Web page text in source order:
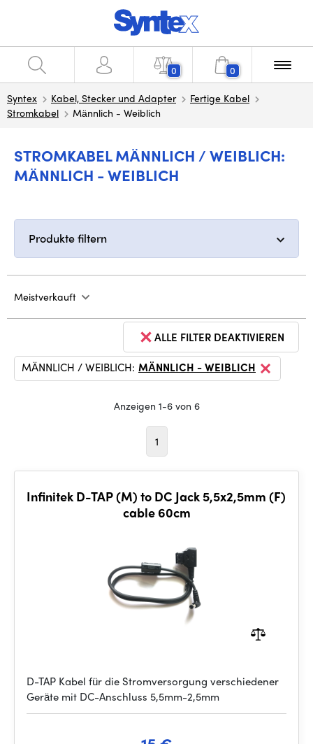
0 0
Syntex Kabel, Stecker und Adapter
Fertige Kabel
Stromkabel
Männlich - Weiblich
STROMKABEL MÄNNLICH / WEIBLICH:
MÄNNLICH - WEIBLICH
Produkte filtern
Meistverkauft
ALLE FILTER DEAKTIVIEREN
MÄNNLICH / WEIBLICH: MÄNNLICH - WEIBLICH
Anzeigen 1-6 von 6
1
Infinitek D-TAP (M) to DC Jack 5,5x2,5mm (F)
cable 60cm
D-TAP Kabel für die Stromversorgung verschiedener
Geräte mit DC-Anschluss 5,5mm-2,5mm